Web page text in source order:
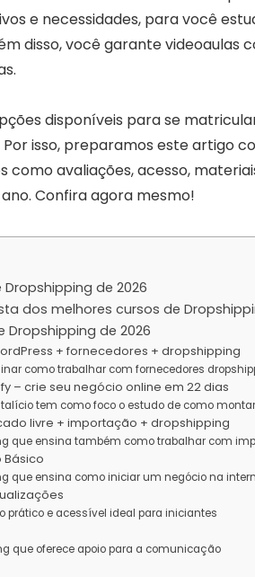
e necessidades, para você
disso, você garante videoaulas
disponíveis para se
isso, preparamos este artigo
avaliações, acesso,
Confira agora mesmo!
Dropshipping de 2026
dos melhores cursos de
Dropshipping de 2026
+ fornecedores + dropshipping
como trabalhar com fornecedores
– crie seu negócio online em 22 dias
tem como foco o estudo de como
livre + importação + dropshipping
que ensina também como trabalhar com
Básico
que ensina como iniciar um negócio na
prático e acessível ideal para iniciantes
que oferece apoio para a comunicação